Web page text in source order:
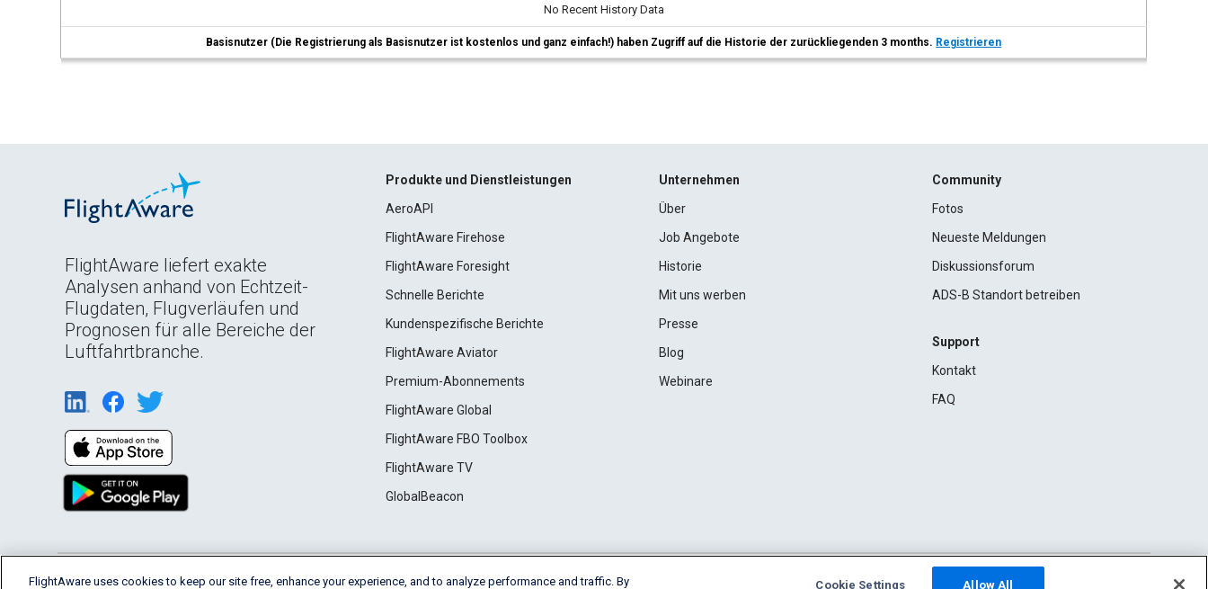
No Recent History Data
Basisnutzer (Die Registrierung als Basisnutzer ist kostenlos und ganz einfach!) haben Zugriff auf die Historie der zurückliegenden 3 months. Registrieren
FlightAware liefert exakte
Analysen anhand von Echtzeit-
Flugdaten, Flugverläufen und
Prognosen für alle Bereiche der
Luftfahrtbranche.
Produkte und Dienstleistungen
AeroAPI
FlightAware Firehose
FlightAware Foresight
Schnelle Berichte
Kundenspezifische Berichte
FlightAware Aviator
Premium-Abonnements
FlightAware Global
FlightAware FBO Toolbox
FlightAware TV
GlobalBeacon
Unternehmen
Über
Job Angebote
Historie
Mit uns werben
Presse
Blog
Webinare
Community
Fotos
Neueste Meldungen
Diskussionsforum
ADS-B Standort betreiben
Support
Kontakt
FAQ
English (USA) 2026 FlightAware Terms of Use Privacy Cookie Settings
FlightAware uses cookies to keep our site free, enhance your experience, and to analyze performance and traffic. By Cookie Settings Allow All